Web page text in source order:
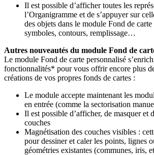
Il est possible d’afficher toutes les
l’Organigramme et de s’appuyer sur
des objets dans le module Fond de carte
symboles, contours, remplissage…
Autres nouveautés du module Fond de
Le module Fond de carte personnalisé
fonctionnalités* pour vous offrir encore plus
créations de vos propres fonds de cartes :
Le module accepte maintenant les
en entrée (comme la sectorisation
Il est possible d’afficher, de masquer et
couches
Magnétisation des couches visibles :
pour dessiner et caler les points, lignes
géométries existantes (communes, iris,